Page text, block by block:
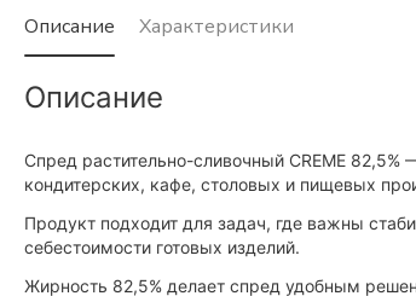
Описание Характеристики
Описание
Спред растительно-сливочный CREME
кондитерских, кафе, столовых и пищевых
Продукт подходит для задач, где важны
себестоимости готовых изделий.
Жирность 82,5% делает спред удобным